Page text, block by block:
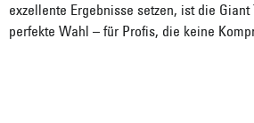
exzellente Ergebnisse setzen, ist die
perfekte Wahl – für Profis, die keine